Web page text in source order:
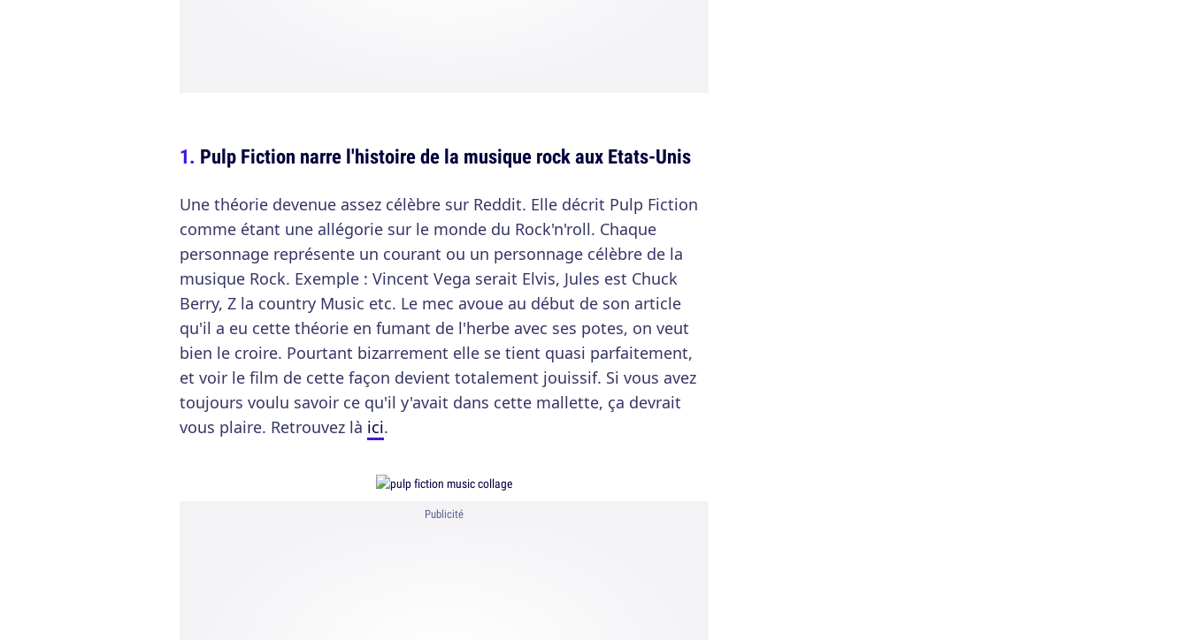
Pulp Fiction narre l'histoire de la musique rock aux Etats-Unis
Une théorie devenue assez célèbre sur Reddit. Elle décrit Pulp Fiction
comme étant une allégorie sur le monde du Rock'n'roll. Chaque
personnage représente un courant ou un personnage célèbre de la
musique Rock. Exemple : Vincent Vega serait Elvis, Jules est Chuck
Berry, Z la country Music etc. Le mec avoue au début de son article
qu'il a eu cette théorie en fumant de l'herbe avec ses potes, on veut
bien le croire. Pourtant bizarrement elle se tient quasi parfaitement,
et voir le film de cette façon devient totalement jouissif. Si vous avez
toujours voulu savoir ce qu'il y'avait dans cette mallette, ça devrait
vous plaire. Retrouvez là ici.
Publicité